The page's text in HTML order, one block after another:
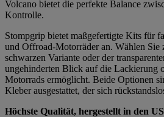
Volcano bietet die perfekte Balance
Kontrolle.
Stompgrip bietet maßgefertigte Kits für
und Offroad-Motorräder an. Wählen Sie
schwarzen Variante oder der
ungehinderten Blick auf die Lackierung
Motorrads ermöglicht. Beide Optionen
Kleber ausgestattet, der sich
Höchste Qualität, hergestellt in den